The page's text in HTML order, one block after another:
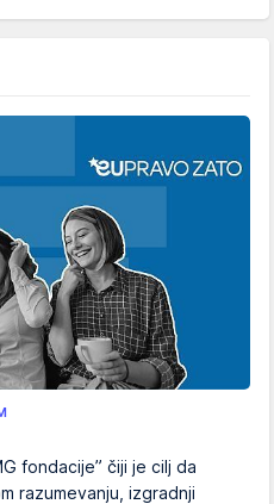
fondacije” čiji je cilj da
razumevanju, izgradnji